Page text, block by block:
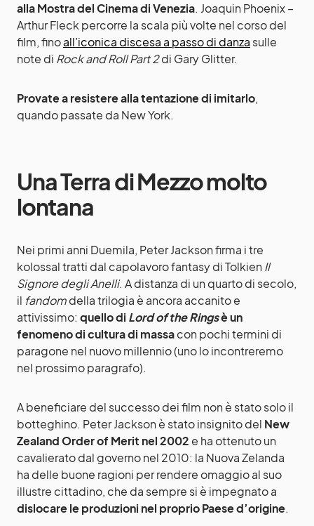
alla Mostra del Cinema di Venezia. Joaquin Phoenix –
Arthur Fleck percorre la scala più volte nel corso del
film, finoall’iconica discesa a passo di danza sulle
note di Rock and Roll Part 2di Gary Glitter.
Provate a resistere alla tentazione di imitarlo,
quando passate da New York.
Una Terra di Mezzo molto
lontana
Nei primi anni Duemila, Peter Jackson firma i tre
kolossal tratti dal capolavoro fantasy di Tolkien Il
Signore degli Anelli. A distanza di un quarto di secolo,
il fandomdella trilogia è ancora accanito e
attivissimo: quello di Lord of the Ringsè un
fenomeno di cultura di massacon pochi termini di
paragone nel nuovo millennio (uno lo incontreremo
nel prossimo paragrafo).
A beneficiare del successo dei film non è stato solo il
botteghino. Peter Jackson è stato insignito del New
Zealand Order of Merit nel 2002 e ha ottenuto un
cavalierato dal governo nel 2010: la Nuova Zelanda
ha delle buone ragioni per rendere omaggio al suo
illustre cittadino, che da sempre si è impegnato a
dislocare le produzioni nel proprio Paese d’origine.